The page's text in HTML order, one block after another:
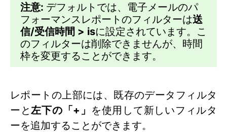
注意: デフォルトでは、電子メールのパ
フォーマンスレポートのフィルターは送
信/受信時間 > isに設定されています。こ
のフィルターは削除できませんが、時間
枠を変更することができます。
レポートの上部には、既存のデータフィルタ
ーと左下の「+」 を使用して新しいフィルタ
ーを追加することができます。